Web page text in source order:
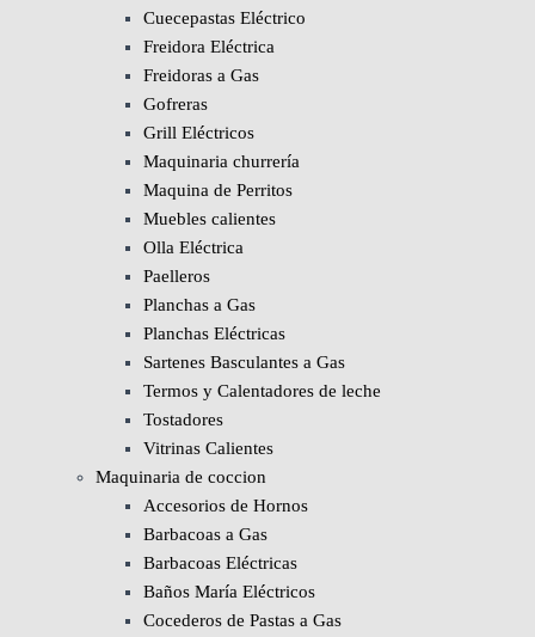
Cuecepastas Eléctrico
Freidora Eléctrica
Freidoras a Gas
Gofreras
Grill Eléctricos
Maquinaria churrería
Maquina de Perritos
Muebles calientes
Olla Eléctrica
Paelleros
Planchas a Gas
Planchas Eléctricas
Sartenes Basculantes a Gas
Termos y Calentadores de leche
Tostadores
Vitrinas Calientes
Maquinaria de coccion
Accesorios de Hornos
Barbacoas a Gas
Barbacoas Eléctricas
Baños María Eléctricos
Cocederos de Pastas a Gas